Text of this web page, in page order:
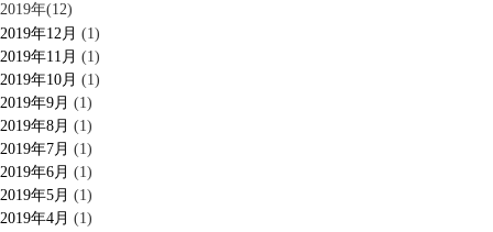
2019年(12)
2019年12月 (1)
2019年11月 (1)
2019年10月 (1)
2019年9月 (1)
2019年8月 (1)
2019年7月 (1)
2019年6月 (1)
2019年5月 (1)
2019年4月 (1)